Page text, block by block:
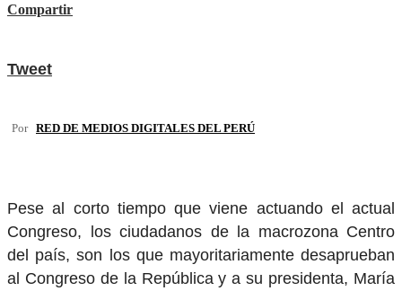
Compartir
Tweet
Por RED DE MEDIOS DIGITALES DEL PERÚ
Pese al corto tiempo que viene actuando el actual
Congreso, los ciudadanos de la macrozona Centro
del país, son los que mayoritariamente desaprueban
al Congreso de la República y a su presidenta, María